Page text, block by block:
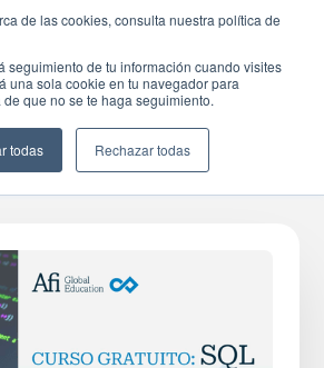
de las cookies, consulta nuestra política de
seguimiento de tu información cuando visites
una sola cookie en tu navegador para
que no se te haga seguimiento.
todas Rechazar todas
SQL
Duración
4 h